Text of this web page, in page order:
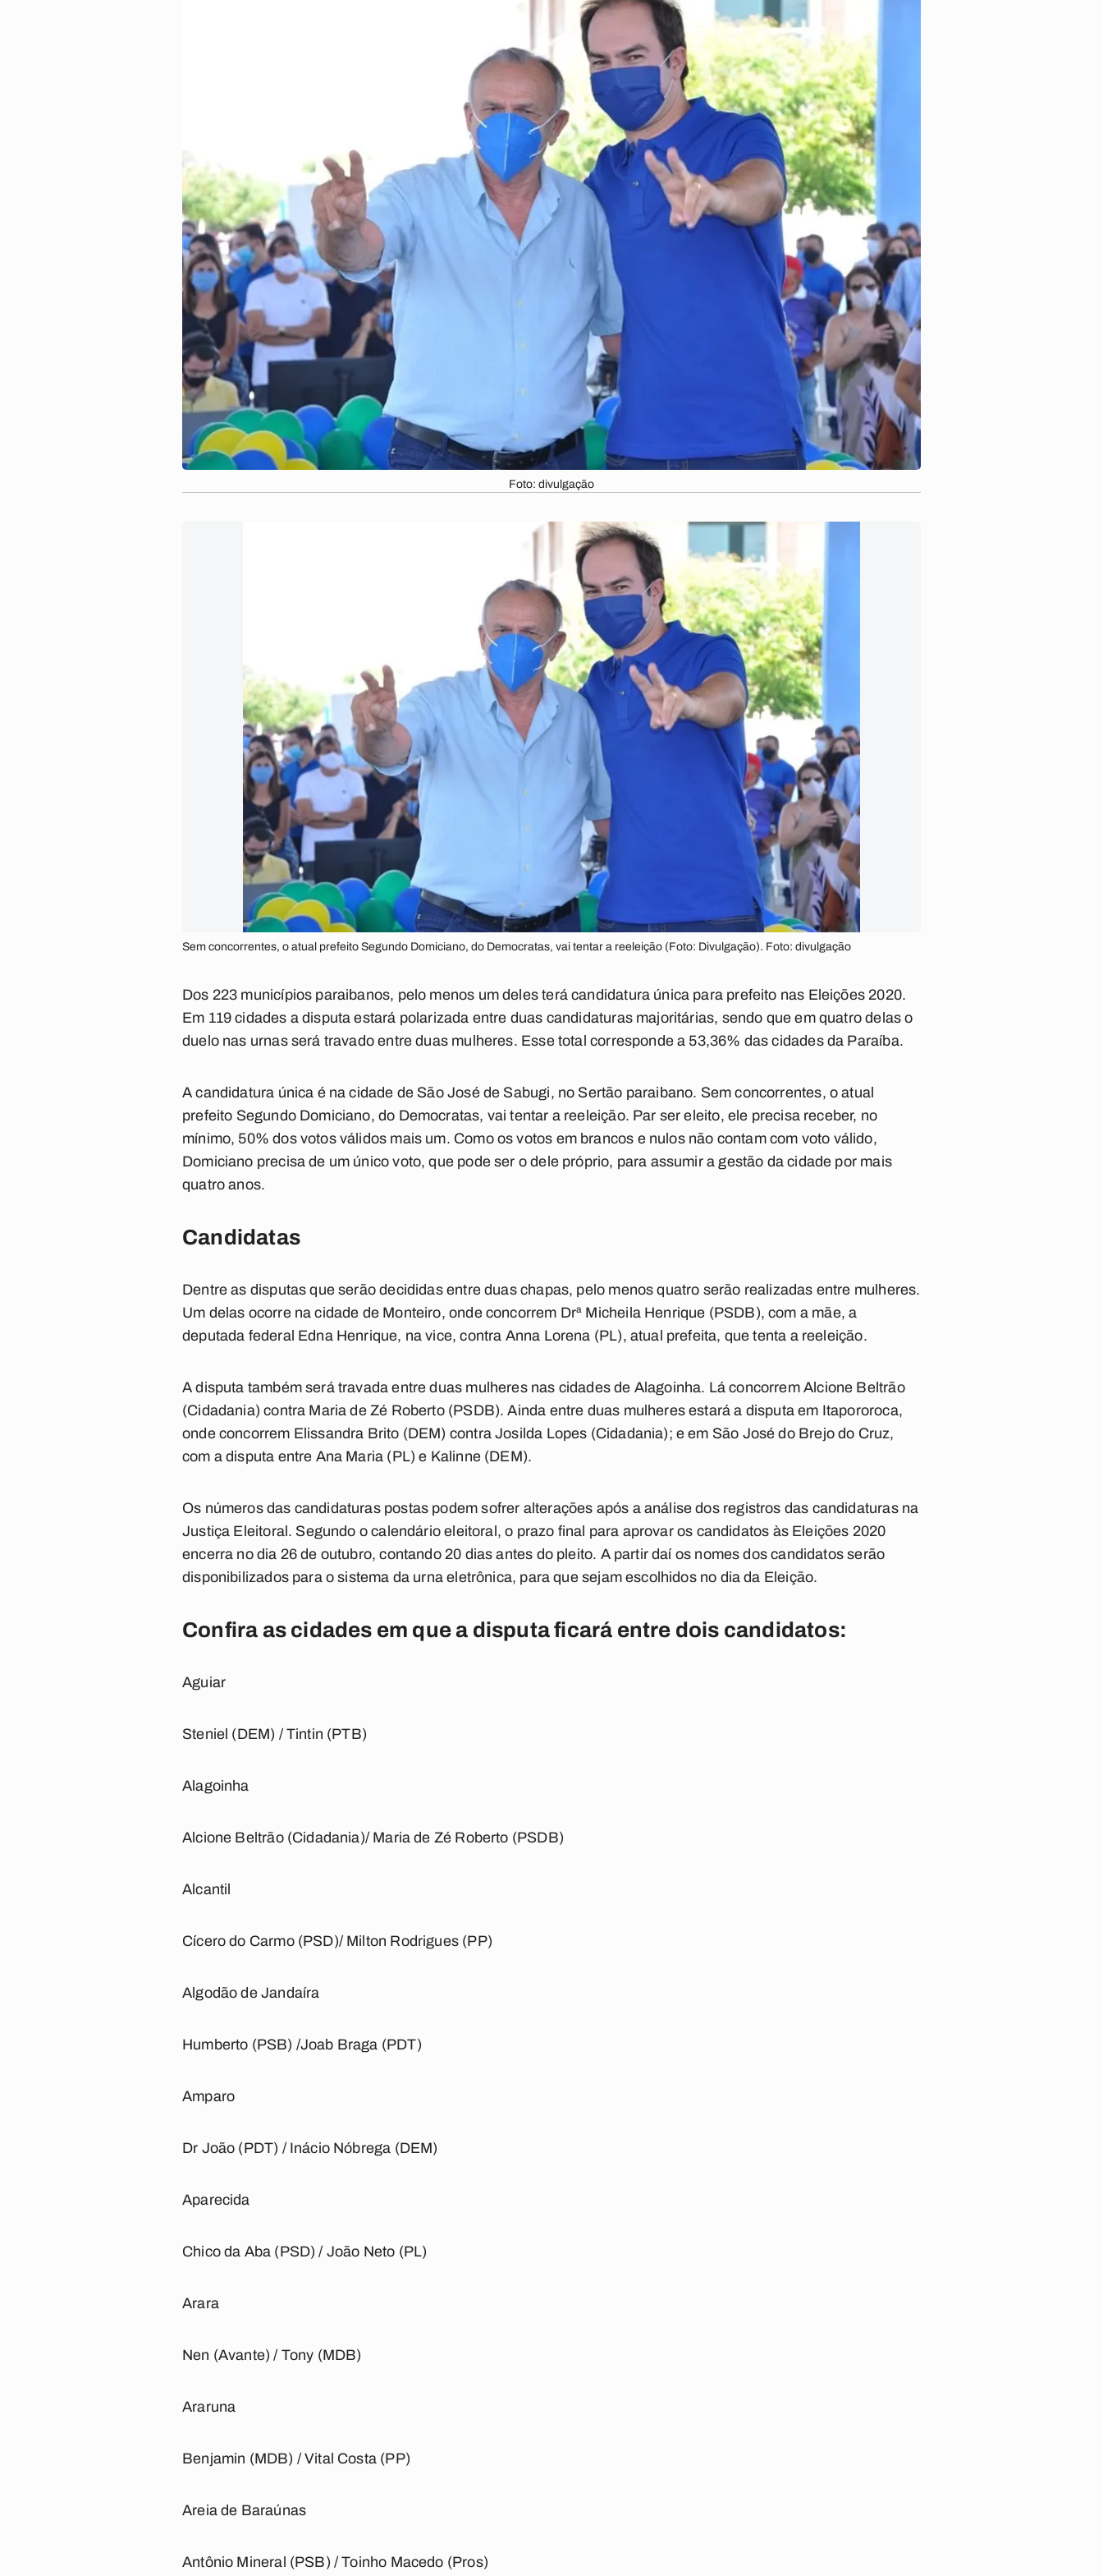
Foto: divulgação
Sem concorrentes, o atual prefeito Segundo Domiciano, do Democratas, vai tentar a reeleição (Foto: Divulgação). Foto: divulgação
Dos 223 municípios paraibanos, pelo menos um deles terá candidatura única para prefeito nas Eleições 2020.
Em 119 cidades a disputa estará polarizada entre duas candidaturas majoritárias, sendo que em quatro delas o
duelo nas urnas será travado entre duas mulheres. Esse total corresponde a 53,36% das cidades da Paraíba.
A candidatura única é na cidade de São José de Sabugi, no Sertão paraibano. Sem concorrentes, o atual
prefeito Segundo Domiciano, do Democratas, vai tentar a reeleição. Par ser eleito, ele precisa receber, no
mínimo, 50% dos votos válidos mais um. Como os votos em brancos e nulos não contam com voto válido,
Domiciano precisa de um único voto, que pode ser o dele próprio, para assumir a gestão da cidade por mais
quatro anos.
Candidatas
Dentre as disputas que serão decididas entre duas chapas, pelo menos quatro serão realizadas entre mulheres.
Um delas ocorre na cidade de Monteiro, onde concorrem Drª Micheila Henrique (PSDB), com a mãe, a
deputada federal Edna Henrique, na vice, contra Anna Lorena (PL), atual prefeita, que tenta a reeleição.
A disputa também será travada entre duas mulheres nas cidades de Alagoinha. Lá concorrem Alcione Beltrão
(Cidadania) contra Maria de Zé Roberto (PSDB). Ainda entre duas mulheres estará a disputa em Itapororoca,
onde concorrem Elissandra Brito (DEM) contra Josilda Lopes (Cidadania); e em São José do Brejo do Cruz,
com a disputa entre Ana Maria (PL) e Kalinne (DEM).
Os números das candidaturas postas podem sofrer alterações após a análise dos registros das candidaturas na
Justiça Eleitoral. Segundo o calendário eleitoral, o prazo final para aprovar os candidatos às Eleições 2020
encerra no dia 26 de outubro, contando 20 dias antes do pleito. A partir daí os nomes dos candidatos serão
disponibilizados para o sistema da urna eletrônica, para que sejam escolhidos no dia da Eleição.
Confira as cidades em que a disputa ficará entre dois candidatos:
Aguiar
Steniel (DEM) / Tintin (PTB)
Alagoinha
Alcione Beltrão (Cidadania)/ Maria de Zé Roberto (PSDB)
Alcantil
Cícero do Carmo (PSD)/ Milton Rodrigues (PP)
Algodão de Jandaíra
Humberto (PSB) /Joab Braga (PDT)
Amparo
Dr João (PDT) / Inácio Nóbrega (DEM)
Aparecida
Chico da Aba (PSD) / João Neto (PL)
Arara
Nen (Avante) / Tony (MDB)
Araruna
Benjamin (MDB) / Vital Costa (PP)
Areia de Baraúnas
Antônio Mineral (PSB) / Toinho Macedo (Pros)